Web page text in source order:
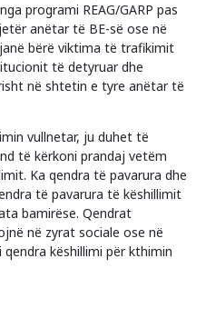
programi REAG/GARP pas
anëtar të BE-së ose në
bërë viktima të trafikimit
të detyruar dhe
në shtetin e tyre anëtar të
vullnetar, ju duhet të
të kërkoni prandaj vetëm
Ka qendra të pavarura dhe
të pavarura të këshillimit
bamirëse. Qendrat
në zyrat sociale ose në
qendra këshillimi për kthimin